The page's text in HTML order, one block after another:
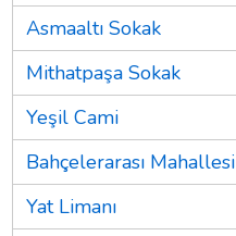
Asmaaltı Sokak
Mithatpaşa Sokak
Yeşil Cami
Bahçelerarası Mahallesi
Yat Limanı